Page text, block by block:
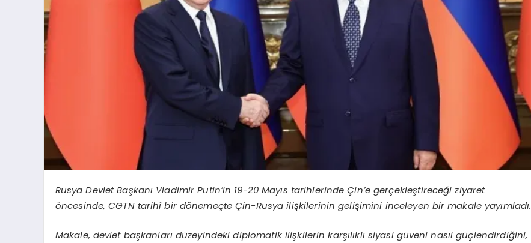
Rusya Devlet Başkanı Vladimir Putin’in 19-20 Mayıs tarihlerinde Çin’e gerçekleştireceği ziyaret
öncesinde, CGTN tarihî bir dönemeçte Çin-Rusya ilişkilerinin gelişimini inceleyen bir makale yayımladı.
Makale, devlet başkanları düzeyindeki diplomatik ilişkilerin karşılıklı siyasi güveni nasıl güçlendirdiğini,